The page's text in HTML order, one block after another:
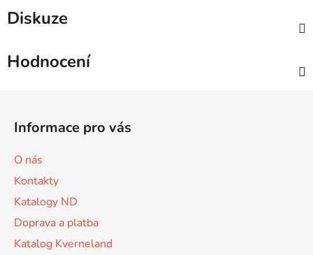
Diskuze
Hodnocení
Informace pro vás
O nás
Kontakty
Katalogy ND
Doprava a platba
Katalog Kverneland